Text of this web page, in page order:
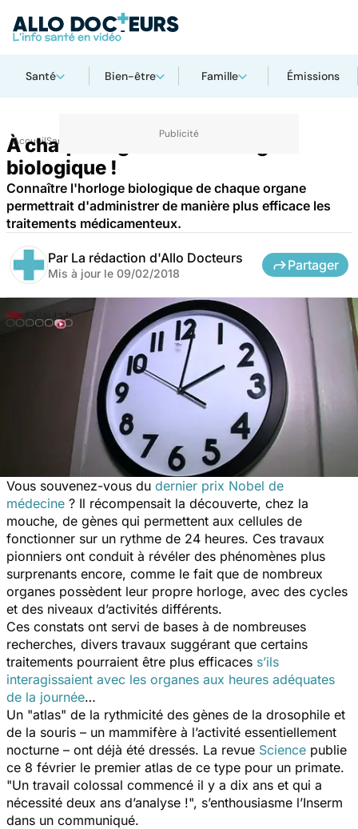
Santé Bien-être Famille Émissions
AccueilSanté
À chaque organe son horloge
biologique !
Connaître l'horloge biologique de chaque organe
permettrait d'administrer de manière plus efficace les
traitements médicamenteux.
Par La rédaction d'Allo Docteurs
Mis à jour le 09/02/2018
Partager
Vous souvenez-vous du dernier prix Nobel de
médecine ? Il récompensait la découverte, chez la
mouche, de gènes qui permettent aux cellules de
fonctionner sur un rythme de 24 heures. Ces travaux
pionniers ont conduit à révéler des phénomènes plus
surprenants encore, comme le fait que de nombreux
organes possèdent leur propre horloge, avec des cycles
et des niveaux d’activités différents.
Ces constats ont servi de bases à de nombreuses
recherches, divers travaux suggérant que certains
traitements pourraient être plus efficaces s’ils
interagissaient avec les organes aux heures adéquates
de la journée…
Un "atlas" de la rythmicité des gènes de la drosophile et
de la souris – un mammifère à l’activité essentiellement
nocturne – ont déjà été dressés. La revue Science publie
ce 8 février le premier atlas de ce type pour un primate.
"Un travail colossal commencé il y a dix ans et qui a
nécessité deux ans d’analyse !", s’enthousiasme l’Inserm
dans un communiqué.